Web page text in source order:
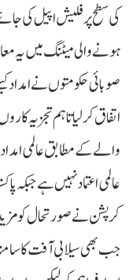
کی سطح پر فلیش اپیل کی
ہونے والی میٹنگ میں یہ
صوبائی حکومتوں نے امداد
اتفاق کرلیا تاہم تجزیہ
والے کے مطابق عالمی امداد
عالمی اعتماد نہیں ہے جبکہ
کرپشن نے صورتحال کو
جب بھی سیلابی آفت کا